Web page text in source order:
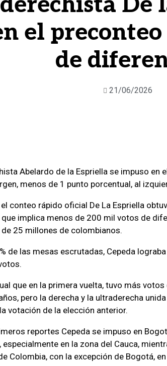
el preconteo
de
21/06/2026
Abelardo de la Espriella se impuso en
menos de 1 punto porcentual, al
conteo rápido oficial De La Espriella
que implica menos de 200 mil votos de
25 millones de colombianos.
de las mesas escrutadas, Cepeda
que en la primera vuelta, tuvo más
pero la derecha y la ultraderecha
votación de la elección anterior.
reportes Cepeda se impuso en
especialmente en la zona del Cauca,
Colombia, con la excepción de Bogotá,